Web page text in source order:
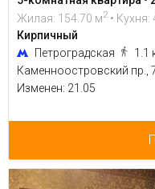
Жилая: 154.70 м2 • Кухня:
Кирпичный
Петроградская
1.1
Каменноостровский пр.,
Изменен: 21.05